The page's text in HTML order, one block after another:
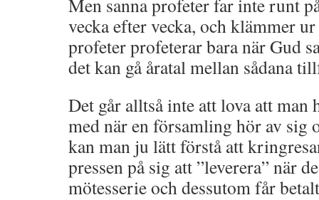
Men sanna profeter far inte runt
vecka efter vecka, och klämmer
profeter profeterar bara när Gud
det kan gå åratal mellan sådana
Det går alltså inte att lova att man
med när en församling hör av sig
kan man ju lätt förstå att
pressen på sig att ”leverera” när
mötesserie och dessutom får